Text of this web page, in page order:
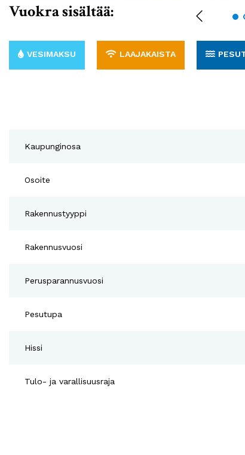
Vuokra sisältää:
VESIMAKSU LAAJAKAISTA
Kaupunginosa
Osoite
Rakennustyyppi
Rakennusvuosi
Perusparannusvuosi
Pesutupa
Hissi
Tulo- ja varallisuusraja